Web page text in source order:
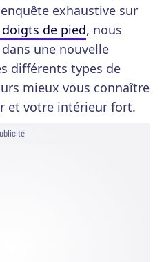
exhaustive sur
de pied, nous
une nouvelle
différents types de
mieux vous connaître
et votre intérieur fort.